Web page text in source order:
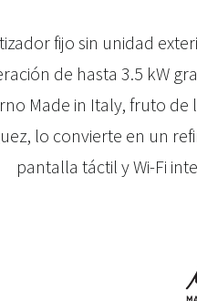
fijo sin unidad
de hasta 3.5 kW
Made in Italy, fruto
lo convierte en un
pantalla táctil y Wi-Fi